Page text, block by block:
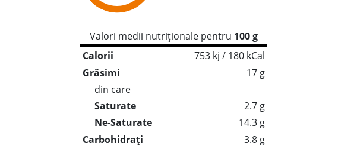
Valori medii nutriționale pentru 100 g
Calorii
753 kj / 180 kCal
Grăsimi
17 g
din care
Saturate
2.7 g
Ne-Saturate
14.3 g
Carbohidrați
3.8 g